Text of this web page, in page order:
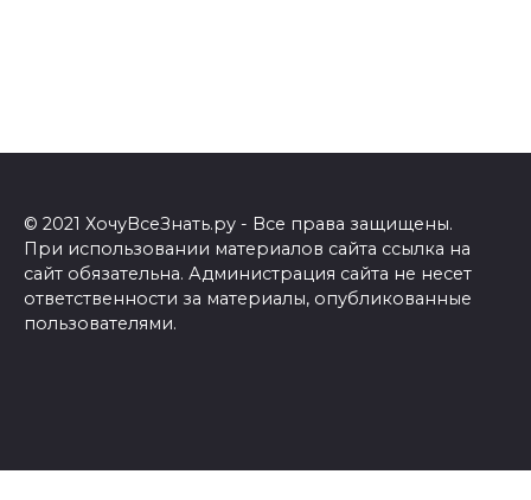
© 2021 ХочуВсеЗнать.ру - Все права защищены.
При использовании материалов сайта ссылка на
сайт обязательна. Администрация сайта не несет
ответственности за материалы, опубликованные
пользователями.